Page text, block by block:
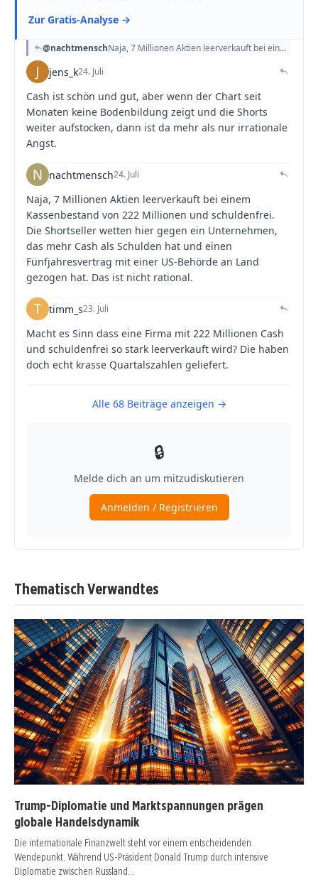
Thematisch Verwandtes
Trump-Diplomatie und Marktspannungen prägen
globale Handelsdynamik
Die internationale Finanzwelt steht vor einem entscheidenden
Wendepunkt. Während US-Präsident Donald Trump durch intensive
Diplomatie zwischen Russland…